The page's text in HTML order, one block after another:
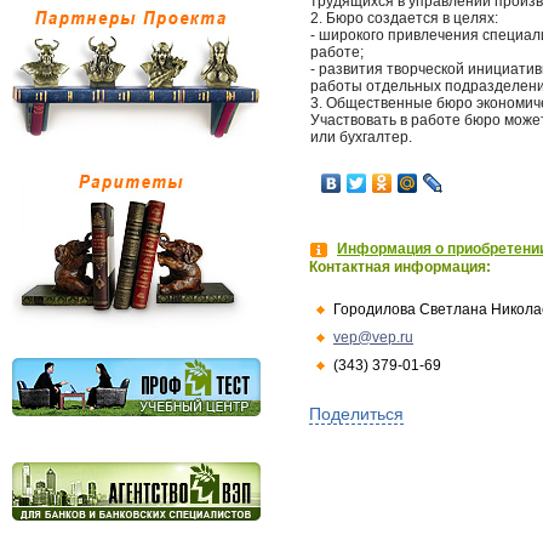
2. Бюро создается в целях:
- широкого привлечения
работе;
- развития творческой
работы отдельных
3. Общественные бюро
Участвовать в работе бюро
или бухгалтер.
Информация о
Контактная информация:
Городилова Светлана
vep@vep.ru
(343) 379-01-69
Поделиться